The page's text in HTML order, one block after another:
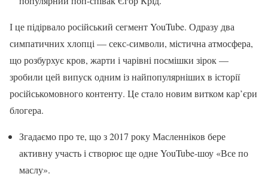
І це підірвало російський сегмент YouTube. Одразу два
симпатичних хлопці — секс-символи, містична атмосфера,
що розбурхує кров, жарти і чарівні посмішки зірок —
зробили цей випуск одним із найпопулярніших в історії
російськомовного контенту. Це стало новим витком кар’єри
блогера.
Згадаємо про те, що з 2017 року Масленніков бере
активну участь і створює ще одне YouTube-шоу «Все по
маслу».